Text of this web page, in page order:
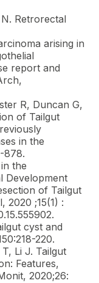
Retrorectal
arising in
report and
R, Duncan G,
of Tailgut
in the
878.
the
Development
of Tailgut
2020 ;15(1) :
cyst and
220.
Li J. Tailgut
Features,
2020;26: